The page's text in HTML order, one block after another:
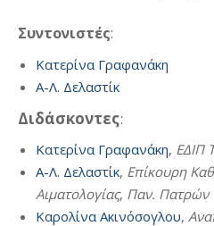
Συντονιστές:
Κατερίνα Γραφανάκη
Α-Λ. Δελαστίκ
Διδάσκοντες:
Κατερίνα Γραφανάκη, ΕΔΙΠ
Α-Λ. Δελαστίκ, Επίκουρη
Αιματολογίας, Παν. Πατρών
Kαρολίνα Ακινόσογλου,